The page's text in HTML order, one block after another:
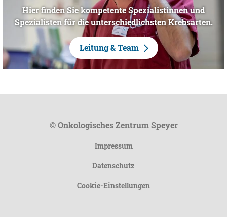
Hier finden Sie kompetente Spezialistinnen und
Spezialisten für die unterschiedlichsten Krebsarten.
Leitung & Team
© Onkologisches Zentrum Speyer
Impressum
Datenschutz
Cookie-Einstellungen